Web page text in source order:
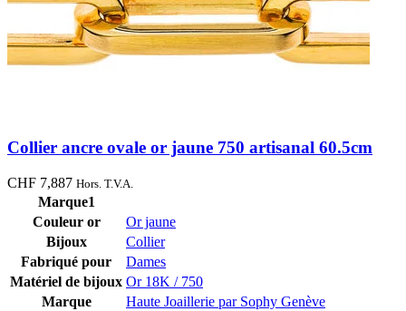
Collier ancre ovale or jaune 750 artisanal 60.5cm
CHF 7,887 Hors. T.V.A.
Marque1
Couleur or
Or jaune
Bijoux
Collier
Fabriqué pour
Dames
Matériel de bijoux Or 18K / 750
Marque
Haute Joaillerie par Sophy Genève